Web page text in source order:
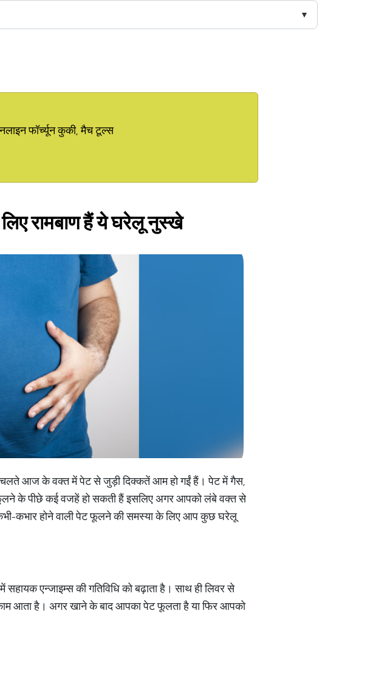
फॉर्च्यून कुकी, मैच टूल्स
रामबाण हैं ये घरेलू नुस्खे
चलते आज के वक्त में पेट से जुड़ी दिक्कतें आम हो गईं हैं। पेट में गैस,
के पीछे कई वजहें हो सकती हैं इसलिए अगर आपको लंबे वक्त से
कभार होने वाली पेट फूलने की समस्या के लिए आप कुछ घरेलू
एन्जाइम्स की गतिविधि को बढ़ाता है। साथ ही लिवर से
आता है। अगर खाने के बाद आपका पेट फूलता है या फिर आपको